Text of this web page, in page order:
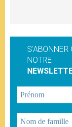
S'ABONNER
NOTRE